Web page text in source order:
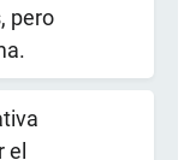
pero
el